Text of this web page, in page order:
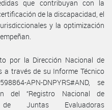
que contribuyan con la
de la discapacidad, el
y la optimización
por la Dirección Nacional de
a través de su Informe Técnico
APN-DNPYRS#AND, se
del “Registro Nacional de
de Juntas Evaluadoras